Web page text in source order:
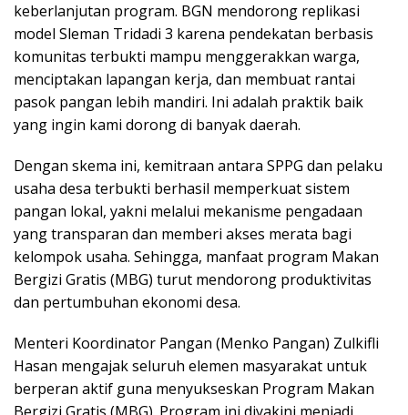
keberlanjutan program. BGN mendorong replikasi
model Sleman Tridadi 3 karena pendekatan berbasis
komunitas terbukti mampu menggerakkan warga,
menciptakan lapangan kerja, dan membuat rantai
pasok pangan lebih mandiri. Ini adalah praktik baik
yang ingin kami dorong di banyak daerah.
Dengan skema ini, kemitraan antara SPPG dan pelaku
usaha desa terbukti berhasil memperkuat sistem
pangan lokal, yakni melalui mekanisme pengadaan
yang transparan dan memberi akses merata bagi
kelompok usaha. Sehingga, manfaat program Makan
Bergizi Gratis (MBG) turut mendorong produktivitas
dan pertumbuhan ekonomi desa.
Menteri Koordinator Pangan (Menko Pangan) Zulkifli
Hasan mengajak seluruh elemen masyarakat untuk
berperan aktif guna menyukseskan Program Makan